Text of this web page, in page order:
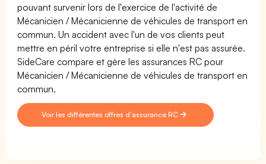
pouvant survenir lors de l'exercice de l'activité de
Mécanicien / Mécanicienne de véhicules de transport en
commun. Un accident avec l'un de vos clients peut
mettre en péril votre entreprise si elle n'est pas assurée.
SideCare compare et gère les assurances RC pour
Mécanicien / Mécanicienne de véhicules de transport en
commun.
Voir les différentes offres d'assurance RC